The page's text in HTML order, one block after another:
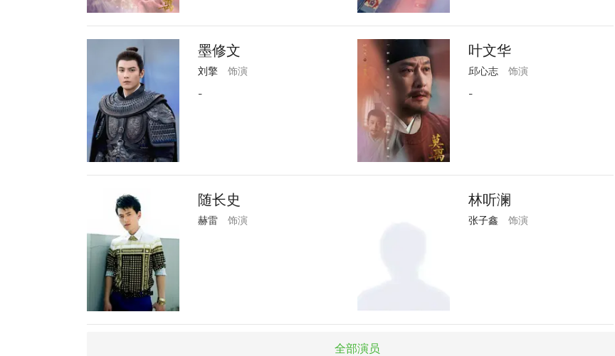
墨修文
刘擎
饰演
-
叶文华
邱心志
饰演
-
随长史
赫雷 饰演
林听澜
张子鑫 饰演
全部演员